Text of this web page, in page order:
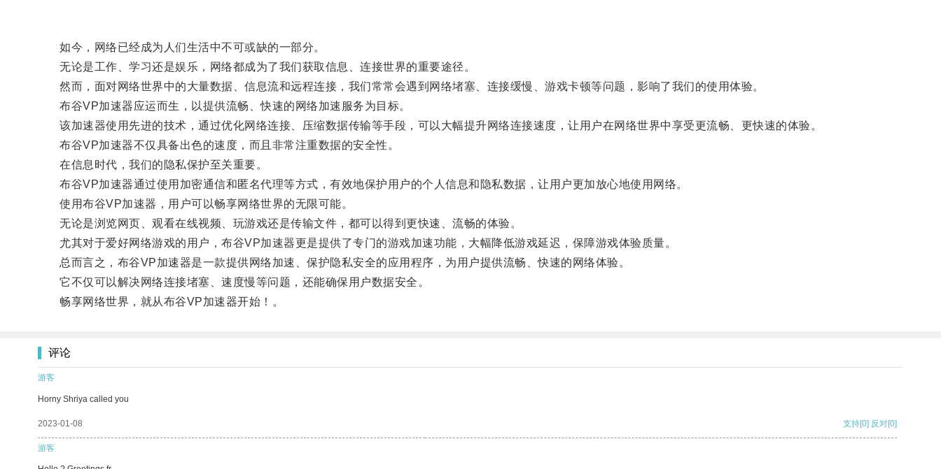
如今，网络已经成为人们生活中不可或缺的一部分。
无论是工作、学习还是娱乐，网络都成为了我们获取信息、连接世界的重要途径。
然而，面对网络世界中的大量数据、信息流和远程连接，我们常常会遇到网络堵塞、连接缓慢、游戏卡顿等问题，影响了我们的使用体验。
布谷VP加速器应运而生，以提供流畅、快速的网络加速服务为目标。
该加速器使用先进的技术，通过优化网络连接、压缩数据传输等手段，可以大幅提升网络连接速度，让用户在网络世界中享受更流畅、更快速的体验。
布谷VP加速器不仅具备出色的速度，而且非常注重数据的安全性。
在信息时代，我们的隐私保护至关重要。
布谷VP加速器通过使用加密通信和匿名代理等方式，有效地保护用户的个人信息和隐私数据，让用户更加放心地使用网络。
使用布谷VP加速器，用户可以畅享网络世界的无限可能。
无论是浏览网页、观看在线视频、玩游戏还是传输文件，都可以得到更快速、流畅的体验。
尤其对于爱好网络游戏的用户，布谷VP加速器更是提供了专门的游戏加速功能，大幅降低游戏延迟，保障游戏体验质量。
总而言之，布谷VP加速器是一款提供网络加速、保护隐私安全的应用程序，为用户提供流畅、快速的网络体验。
它不仅可以解决网络连接堵塞、速度慢等问题，还能确保用户数据安全。
畅享网络世界，就从布谷VP加速器开始！。
评论
游客
Horny Shriya called you
2023-01-08 支持[0] 反对[0]
游客